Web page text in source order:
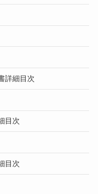
詳細目次
目次
目次